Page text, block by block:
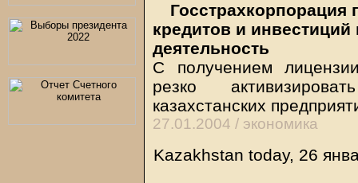
кредитов и
деятельность
С получением
резко
казахстанских
27.01.2004 / экономика
Kazakhstan today, 26